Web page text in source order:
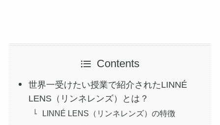
Contents
世界一受けたい授業で紹介されたLINNÉ
LENS（リンネレンズ）とは？
LINNÉ LENS（リンネレンズ）の特徴